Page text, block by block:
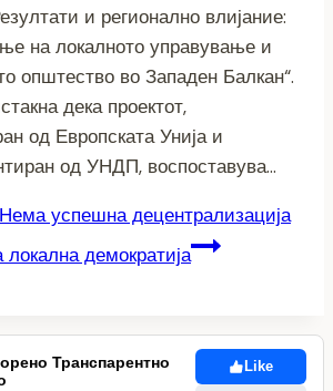
и регионално влијание:
на локалното управување и
општество во Западен Балкан“.
дека проектот,
од Европската Унија и
од УНДП, воспоставува…
Нема успешна децентрализација
локална демократија
Транспарентно
Like